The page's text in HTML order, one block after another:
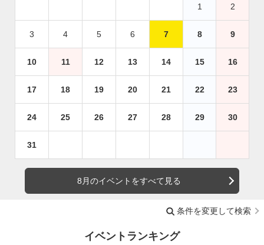
1 2
3 4 5 6 7 8 9
10 11 12 13 14 15 16
17 18 19 20 21 22 23
24 25 26 27 28 29 30
31
8月のイベントをすべて見る
条件を変更して検索
イベントランキング